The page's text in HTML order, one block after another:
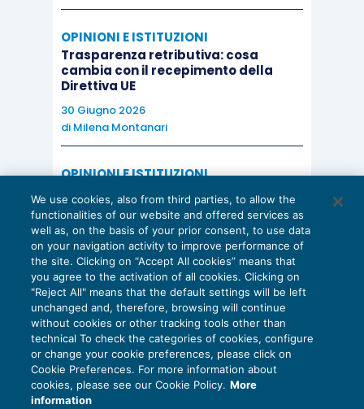
OPINIONI E ISTITUZIONI
Trasparenza retributiva: cosa
cambia con il recepimento della
Direttiva UE
30 Giugno 2026
di Milena Montanari
OPINIONI E ISTITUZIONI
Valorizzare il potenziale dello Studio:
una riflessione sul futuro della
consulenza del lavoro
15 Giugno 2026
di Milena Montanari
Privacy Policy
Cookie Policy
We use cookies, also from third parties, to allow the
functionalities of our website and offered services as
well as, on the basis of your prior consent, to use data
on your navigation activity to improve performance of
the site. Clicking on “Accept All cookies” means that
you agree to the activation of all cookies. Clicking on
"Reject All" means that the default settings will be left
unchanged and, therefore, browsing will continue
without cookies or other tracking tools other than
technical To check the categories of cookies, configure
or change your cookie preferences, please click on
Cookie Preferences. For more information about
cookies, please see our Cookie Policy. More
information